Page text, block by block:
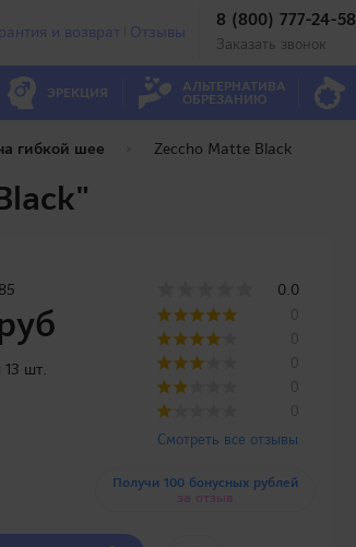
и возврат Отзывы
8 (800) 777-24-58
Заказать звонок
ЭРЕКЦИЯ АЛЬТЕРНАТИВА
ОБРЕЗАНИЮ
гибкой шее Zeccho Matte Black
13 шт.
0.0
0
0
0
0
0
Смотреть все отзывы
Получи 100 бонусных рублей
за отзыв